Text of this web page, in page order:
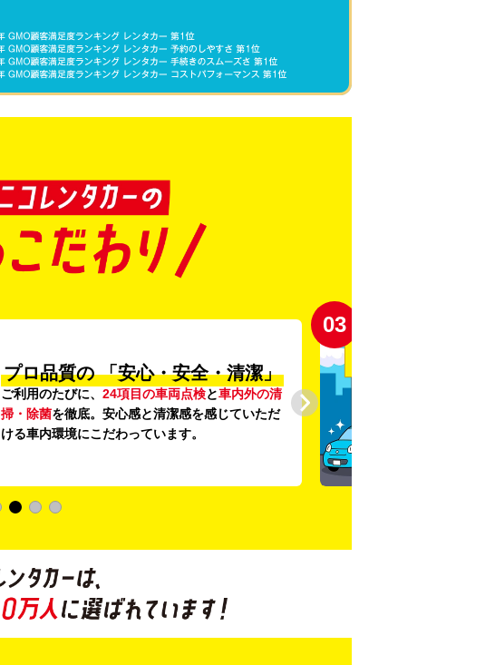
プロ品質の 「安心・安全・清潔」
ご利用のたびに、 24項目の車両点検と車内外の清
掃・除菌を徹底。安心感と清潔感を感じていただ
ける車内環境にこだわっています。
03